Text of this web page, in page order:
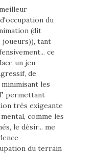
du
(dit
joueurs)), tant
ce
un jeu
de
les
permettant
très exigeante
comme les
le désir... me
du terrain